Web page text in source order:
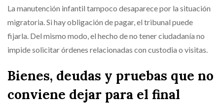
La manutención infantil tampoco desaparece por la situación
migratoria. Si hay obligación de pagar, el tribunal puede
fijarla. Del mismo modo, el hecho de no tener ciudadanía no
impide solicitar órdenes relacionadas con custodia o visitas.
Bienes, deudas y pruebas que no
conviene dejar para el final